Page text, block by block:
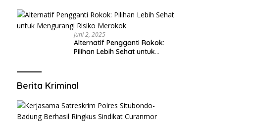
yang Mengerti Kebutuhanmu
Juni 2, 2025
Alternatif Pengganti Rokok:
Pilihan Lebih Sehat untuk
Berita Kriminal